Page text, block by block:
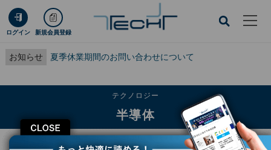
ログイン 新規会員登録
お知らせ 夏季休業期間のお問い合わせについて
CLOSE
テクノロジー
半導体